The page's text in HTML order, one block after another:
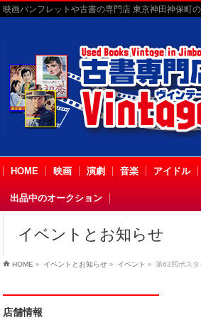
映画パンフレットや古書の専門店 東京神田神保町
HOME 映画 演劇 音楽 アイドル
出品中のオークション
イベントとお知らせ
HOME » イベントとお知らせ » イベント » 第63回ポス
店舗情報